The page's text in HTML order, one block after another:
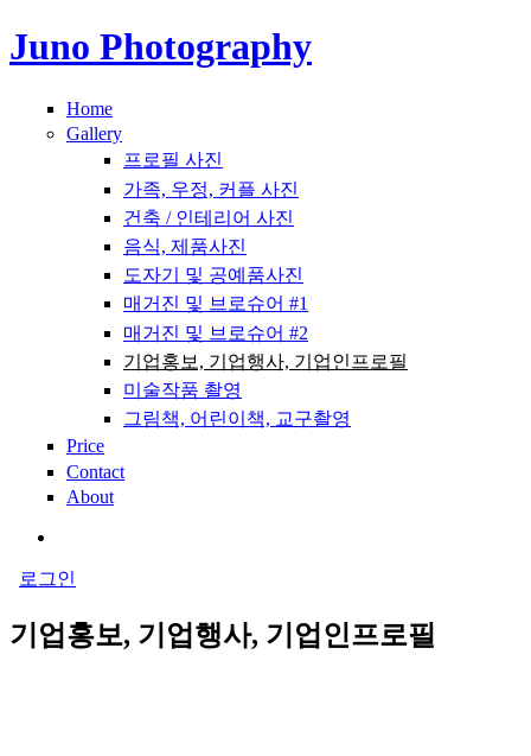
주요 콘텐츠로 건너뛰기
Juno Photography
Home
Gallery
프로필 사진
가족, 우정, 커플 사진
건축 / 인테리어 사진
음식, 제품사진
도자기 및 공예품사진
매거진 및 브로슈어 #1
매거진 및 브로슈어 #2
기업홍보, 기업행사, 기업인프로필
미술작품 촬영
그림책, 어린이책, 교구촬영
Price
Contact
About
로그인
기업홍보, 기업행사, 기업인프로필